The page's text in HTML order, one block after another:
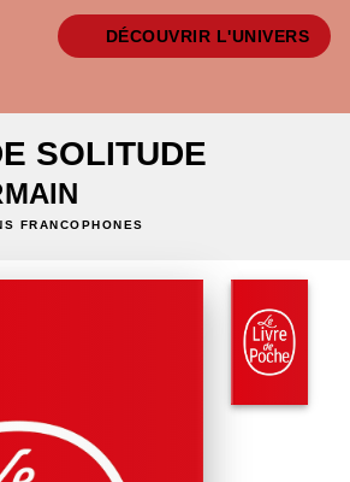
DÉCOUVRIR L'UNIVERS
SOLITUDE
FRANCOPHONES